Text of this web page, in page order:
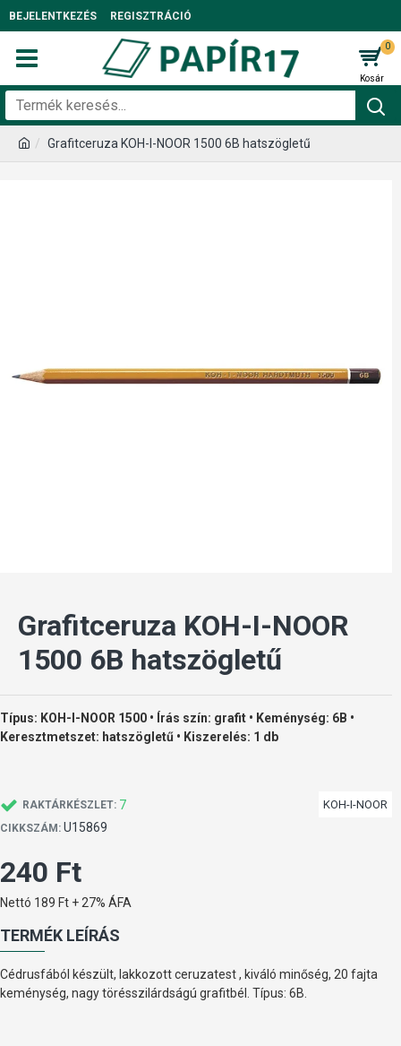
BEJELENTKEZÉS REGISZTRÁCIÓ
0
Grafitceruza KOH-I-NOOR 1500 6B hatszögletű
Grafitceruza KOH-I-NOOR
1500 6B hatszögletű
Típus: KOH-I-NOOR 1500 • Írás szín: grafit • Keménység: 6B •
Keresztmetszet: hatszögletű • Kiszerelés: 1 db
RAKTÁRKÉSZLET: 7
CIKKSZÁM: U15869
KOH-I-NOOR
240 Ft
Nettó 189 Ft + 27% ÁFA
TERMÉK LEÍRÁS
Cédrusfából készült, lakkozott ceruzatest , kiváló minőség, 20 fajta
keménység, nagy törésszilárdságú grafitbél. Típus: 6B.